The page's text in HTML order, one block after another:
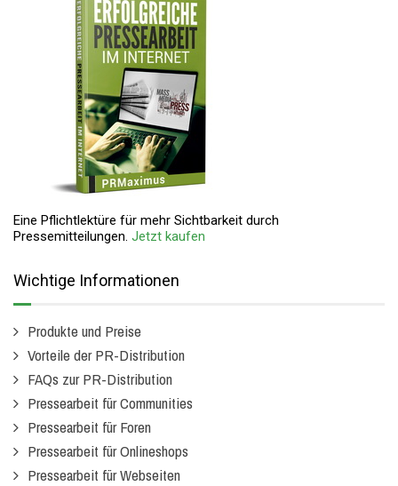
Eine Pflichtlektüre für mehr Sichtbarkeit durch
Pressemitteilungen. Jetzt kaufen
Wichtige Informationen
Produkte und Preise
Vorteile der PR-Distribution
FAQs zur PR-Distribution
Pressearbeit für Communities
Pressearbeit für Foren
Pressearbeit für Onlineshops
Pressearbeit für Webseiten